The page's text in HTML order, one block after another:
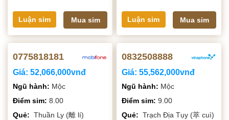
Luận sim Mua sim Luận sim Mua sim
0775818181
Giá: 52,066,000vnđ
Ngũ hành: Mộc
Điểm sim: 8.00
Quẻ: Thuần Ly (離 lí)
0832508888
Giá:55,562,000vnđ
Ngũ hành: Mộc
Điểm sim:9.00
Quẻ: Trạch Địa Tụy (萃 cuì)